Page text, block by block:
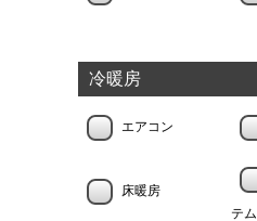
冷暖房
エアコン
床暖房
テム